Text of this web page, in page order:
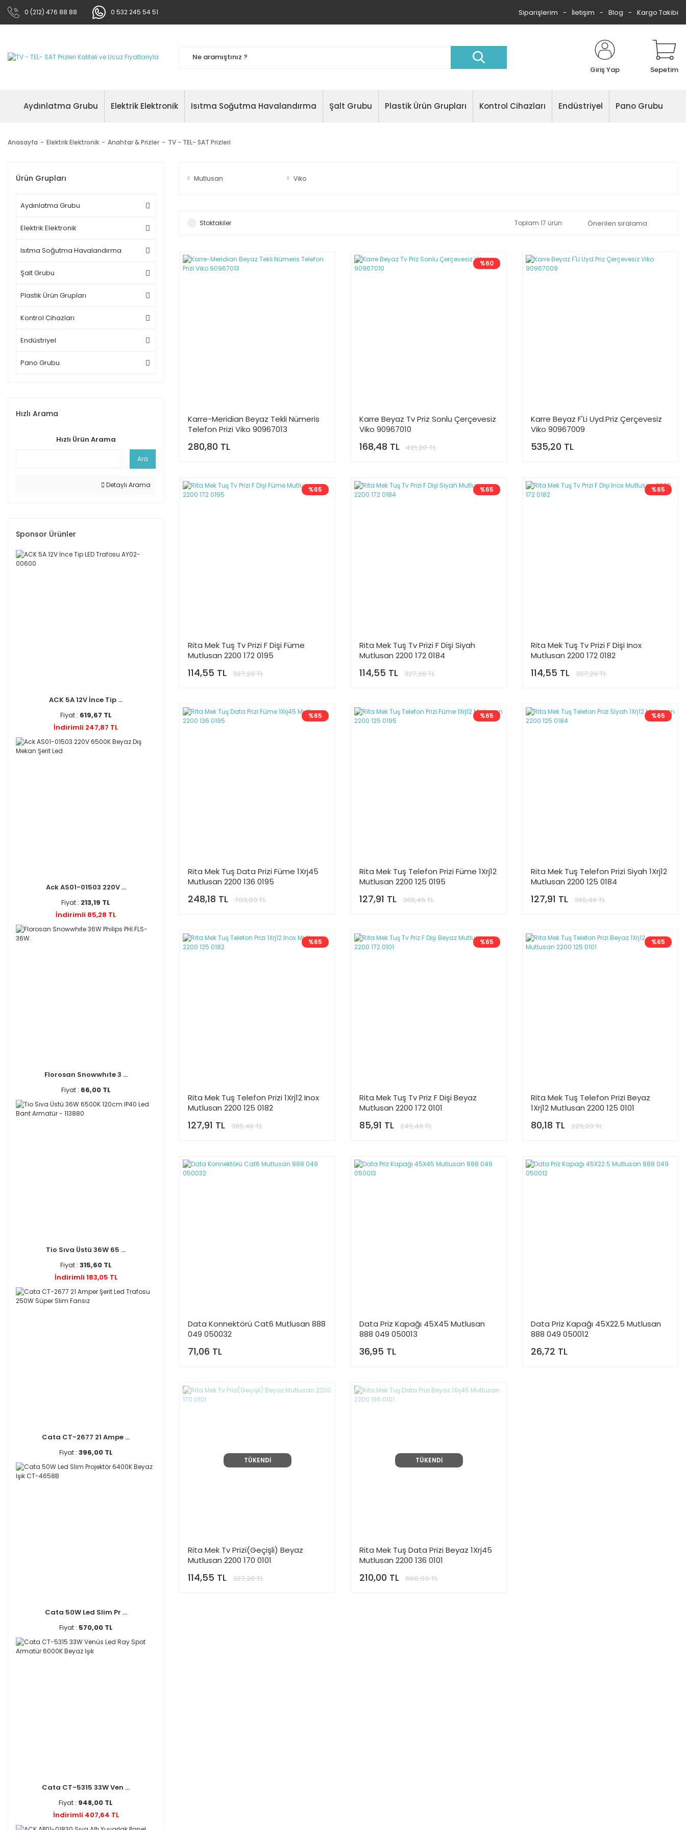
0 (212) 476 88 88 0 532 245 54 51 Siparişlerim İletişim Blog Kargo Takibi
Giriş Yap Sepetim
Aydınlatma Grubu Elektrik Elektronik Isıtma Soğutma Havalandırma Şalt Grubu Plastik Ürün Grupları Kontrol Cihazları Endüstriyel Pano Grubu
Anasayfa Elektrik Elektronik Anahtar & Prizler TV - TEL- SAT Prizleri
Ürün Grupları
Aydınlatma Grubu
Elektrik Elektronik
Isıtma Soğutma Havalandırma
Şalt Grubu
Plastik Ürün Grupları
Kontrol Cihazları
Endüstriyel
Pano Grubu
Hızlı Arama
Hızlı Ürün Arama
Ara
Detaylı Arama
Sponsor Ürünler
ACK 5A 12V İnce Tip ...
Fiyat : 619,67 TL
İndirimli 247,87 TL
Ack AS01-01503 220V ...
Fiyat : 213,19 TL
İndirimli 85,28 TL
Florosan Snowwhıte 3 ...
Fiyat : 66,00 TL
Tio Sıva Üstü 36W 65 ...
Fiyat : 315,60 TL
İndirimli 183,05 TL
Cata CT-2677 21 Ampe ...
Fiyat : 396,00 TL
Cata 50W Led Slim Pr ...
Fiyat : 570,00 TL
Cata CT-5315 33W Ven ...
Fiyat : 948,00 TL
İndirimli 407,64 TL
Mutlusan Viko
Stoktakiler Toplam 17 ürün
Karre-Meridian Beyaz Tekli Nümeris
Telefon Prizi Viko 90967013
280,80 TL
%60
Karre Beyaz Tv Priz Sonlu Çerçevesiz
Viko 90967010
168,48 TL 421,20 TL
Karre Beyaz F'Li Uyd.Priz Çerçevesiz
Viko 90967009
535,20 TL
%65
Rita Mek Tuş Tv Prizi F Dişi Füme
Mutlusan 2200 172 0195
114,55 TL 327,28 TL
%65
Rita Mek Tuş Tv Prizi F Dişi Siyah
Mutlusan 2200 172 0184
114,55 TL 327,28 TL
%65
Rita Mek Tuş Tv Prizi F Dişi Inox
Mutlusan 2200 172 0182
114,55 TL 327,28 TL
%65
Rita Mek Tuş Data Prizi Füme 1Xrj45
Mutlusan 2200 136 0195
248,18 TL 709,09 TL
%65
Rita Mek Tuş Telefon Prizi Füme 1Xrj12
Mutlusan 2200 125 0195
127,91 TL 365,46 TL
%65
Rita Mek Tuş Telefon Prizi Siyah 1Xrj12
Mutlusan 2200 125 0184
127,91 TL 365,46 TL
%65
Rita Mek Tuş Telefon Prizi 1Xrj12 Inox
Mutlusan 2200 125 0182
127,91 TL 365,46 TL
%65
Rita Mek Tuş Tv Priz F Dişi Beyaz
Mutlusan 2200 172 0101
85,91 TL 245,46 TL
%65
Rita Mek Tuş Telefon Prizi Beyaz
1Xrj12 Mutlusan 2200 125 0101
80,18 TL 229,09 TL
Data Konnektörü Cat6 Mutlusan 888
049 050032
71,06 TL
Data Priz Kapağı 45X45 Mutlusan
888 049 050013
36,95 TL
Data Priz Kapağı 45X22.5 Mutlusan
888 049 050012
26,72 TL
TÜKENDİ
Rita Mek Tv Prizi(Geçişli) Beyaz
Mutlusan 2200 170 0101
114,55 TL 327,28 TL
TÜKENDİ
Rita Mek Tuş Data Prizi Beyaz 1Xrj45
Mutlusan 2200 136 0101
210,00 TL 600,00 TL